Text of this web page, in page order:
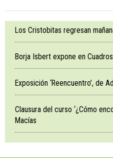
Los Cristobitas regresan
Borja Isbert expone en
Exposición ‘Reencuentro’, de
Clausura del curso ‘¿Cómo
Macías